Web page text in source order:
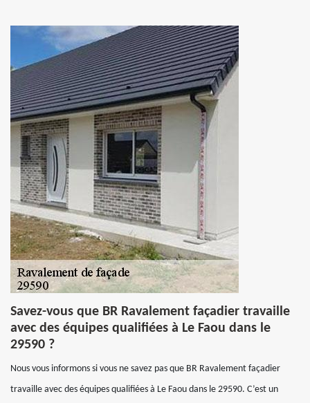
Savez-vous que BR Ravalement façadier travaille
avec des équipes qualifiées à Le Faou dans le
29590 ?
Nous vous informons si vous ne savez pas que BR Ravalement façadier
travaille avec des équipes qualifiées à Le Faou dans le 29590. C’est un